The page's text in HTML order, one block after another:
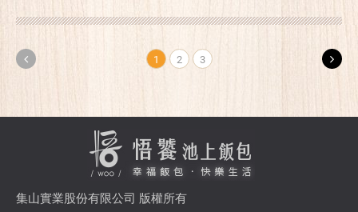
1 2 3
集山實業股份有限公司 版權所有